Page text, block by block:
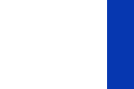
たことがなかった。
かき混ぜる。 ・タレ
豆のふわふわ感がよ
でコンドロイチン補
毎日納豆を食べるほ